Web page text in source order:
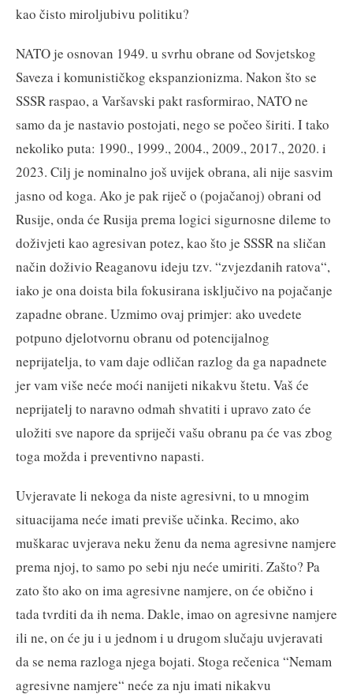
kao čisto miroljubivu politiku?
NATO je osnovan 1949. u svrhu obrane od Sovjetskog
Saveza i komunističkog ekspanzionizma. Nakon što se
SSSR raspao, a Varšavski pakt rasformirao, NATO ne
samo da je nastavio postojati, nego se počeo širiti. I tako
nekoliko puta: 1990., 1999., 2004., 2009., 2017., 2020. i
2023. Cilj je nominalno još uvijek obrana, ali nije sasvim
jasno od koga. Ako je pak riječ o (pojačanoj) obrani od
Rusije, onda će Rusija prema logici sigurnosne dileme to
doživjeti kao agresivan potez, kao što je SSSR na sličan
način doživio Reaganovu ideju tzv. “zvjezdanih ratova“,
iako je ona doista bila fokusirana isključivo na pojačanje
zapadne obrane. Uzmimo ovaj primjer: ako uvedete
potpuno djelotvornu obranu od potencijalnog
neprijatelja, to vam daje odličan razlog da ga napadnete
jer vam više neće moći nanijeti nikakvu štetu. Vaš će
neprijatelj to naravno odmah shvatiti i upravo zato će
uložiti sve napore da spriječi vašu obranu pa će vas zbog
toga možda i preventivno napasti.
Uvjeravate li nekoga da niste agresivni, to u mnogim
situacijama neće imati previše učinka. Recimo, ako
muškarac uvjerava neku ženu da nema agresivne namjere
prema njoj, to samo po sebi nju neće umiriti. Zašto? Pa
zato što ako on ima agresivne namjere, on će obično i
tada tvrditi da ih nema. Dakle, imao on agresivne namjere
ili ne, on će ju i u jednom i u drugom slučaju uvjeravati
da se nema razloga njega bojati. Stoga rečenica “Nemam
agresivne namjere“ neće za nju imati nikakvu